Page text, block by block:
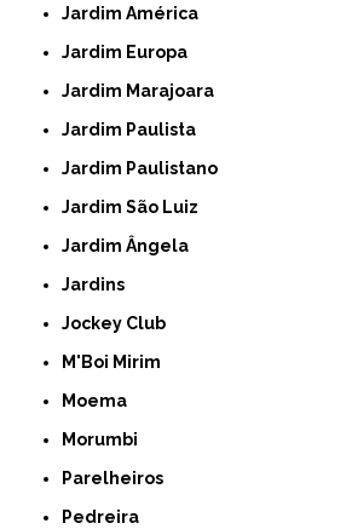
Jardim América
Jardim Europa
Jardim Marajoara
Jardim Paulista
Jardim Paulistano
Jardim São Luiz
Jardim Ângela
Jardins
Jockey Club
M'Boi Mirim
Moema
Morumbi
Parelheiros
Pedreira